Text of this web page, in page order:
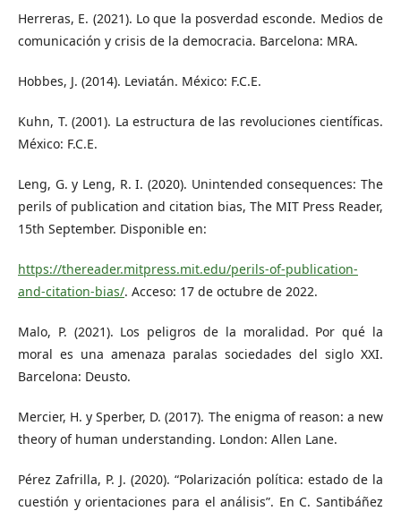
Herreras, E. (2021). Lo que la posverdad esconde. Medios de
comunicación y crisis de la democracia. Barcelona: MRA.
Hobbes, J. (2014). Leviatán. México: F.C.E.
Kuhn, T. (2001). La estructura de las revoluciones científicas.
México: F.C.E.
Leng, G. y Leng, R. I. (2020). Unintended consequences: The
perils of publication and citation bias, The MIT Press Reader,
15th September. Disponible en:
https://thereader.mitpress.mit.edu/perils-of-publication-
and-citation-bias/. Acceso: 17 de octubre de 2022.
Malo, P. (2021). Los peligros de la moralidad. Por qué la
moral es una amenaza paralas sociedades del siglo XXI.
Barcelona: Deusto.
Mercier, H. y Sperber, D. (2017). The enigma of reason: a new
theory of human understanding. London: Allen Lane.
Pérez Zafrilla, P. J. (2020). “Polarización política: estado de la
cuestión y orientaciones para el análisis”. En C. Santibáñez